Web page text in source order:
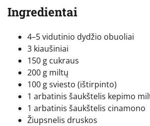
Ingredientai
4–5 vidutinio dydžio obuoliai
3 kiaušiniai
150 g cukraus
200 g miltų
100 g sviesto (ištirpinto)
1 arbatinis šaukštelis kepimo
1 arbatinis šaukštelis cinamono
Žiupsnelis druskos